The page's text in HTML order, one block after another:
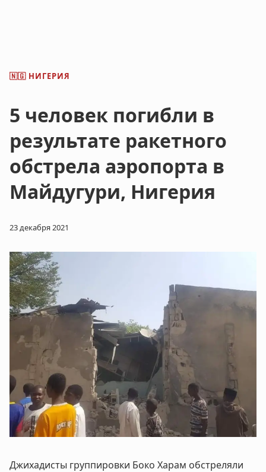
🇳🇬 НИГЕРИЯ
5 человек погибли в
результате ракетного
обстрела аэропорта в
Майдугури, Нигерия
23 декабря 2021
Джихадисты группировки Боко Харам обстреляли